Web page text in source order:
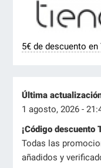
5€ de descuento
Última
1 agosto, 2026 -
¡Código
Todas las
añadidos y